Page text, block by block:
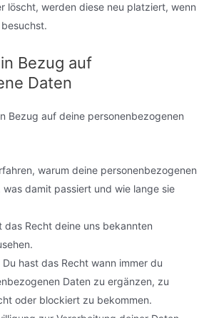
löscht, werden diese neu platziert, wenn
Bezug auf
Daten
Bezug auf deine personenbezogenen
warum deine personenbezogenen
damit passiert und wie lange sie
Recht deine uns bekannten
hast das Recht wann immer du
Daten zu ergänzen, zu
oder blockiert zu bekommen.